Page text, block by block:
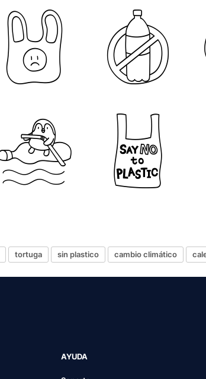
tortuga sin plastico cambio climático
AYUDA